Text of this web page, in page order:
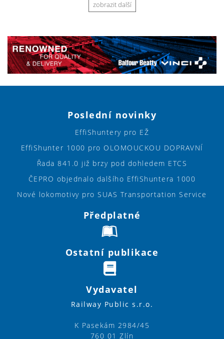
zobrazit další
Poslední novinky
EffiShuntery pro EŽ
EffiShunter 1000 pro OLOMOUCKOU DOPRAVNÍ
Řada 841.0 již brzy pod dohledem ETCS
ČEPRO objednalo dalšího EffiShuntera 1000
Nové lokomotivy pro SUAS Transportation Service
Předplatné
Ostatní publikace
Vydavatel
Railway Public s.r.o.
K Pasekám 2984/45
760 01 Zlín